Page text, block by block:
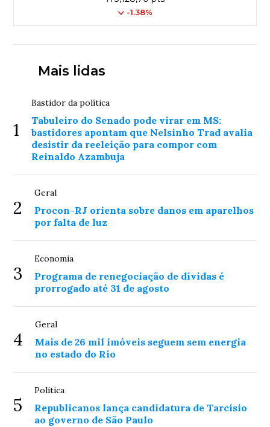
-1.38%
Mais lidas
1
Bastidor da política
Tabuleiro do Senado pode virar em MS:
bastidores apontam que Nelsinho Trad avalia
desistir da reeleição para compor com
Reinaldo Azambuja
2
Geral
Procon-RJ orienta sobre danos em aparelhos
por falta de luz
3
Economia
Programa de renegociação de dívidas é
prorrogado até 31 de agosto
4
Geral
Mais de 26 mil imóveis seguem sem energia
no estado do Rio
5
Política
Republicanos lança candidatura de Tarcísio
ao governo de São Paulo